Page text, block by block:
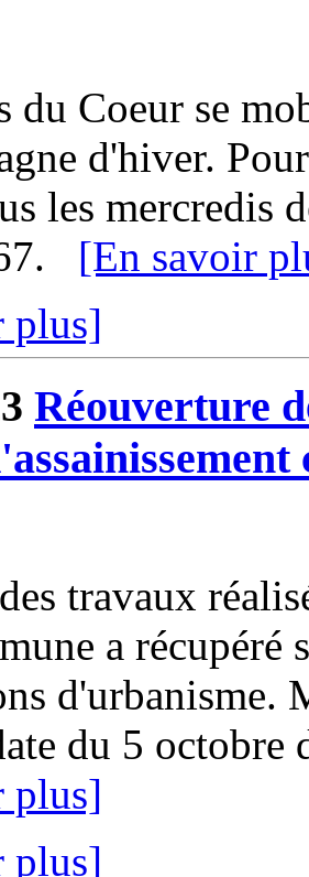
du Coeur se
d'hiver.
les mercredis
[En savoir
plus]
Réouverture
travaux
a récupéré
d'urbanisme.
du 5
plus]
plus]